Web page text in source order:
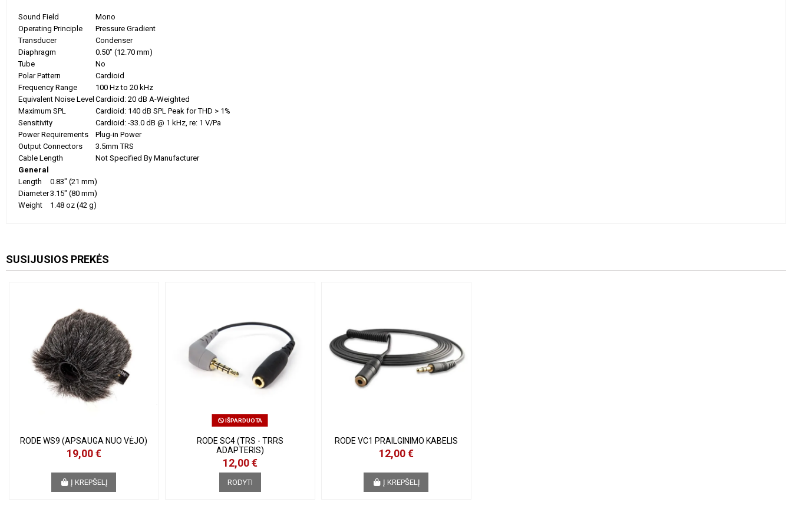
Sound Field
Mono
Operating Principle
Pressure Gradient
Transducer
Condenser
Diaphragm
0.50" (12.70 mm)
Tube
No
Polar Pattern
Cardioid
Frequency Range
100 Hz to 20 kHz
Equivalent Noise Level Cardioid: 20 dB A-Weighted
Maximum SPL
Cardioid: 140 dB SPL Peak for THD > 1%
Sensitivity
Cardioid: -33.0 dB @ 1 kHz, re: 1 V/Pa
Power Requirements
Plug-in Power
Output Connectors
3.5mm TRS
Cable Length
Not Specified By Manufacturer
General
Length
0.83" (21 mm)
Diameter3.15" (80 mm)
Weight
1.48 oz (42 g)
SUSIJUSIOS PREKĖS
RODE WS9 (APSAUGA NUO VĖJO)
19,00 €
Į KREPŠELĮ
IŠPARDUOTA
RODE SC4 (TRS - TRRS
ADAPTERIS)
12,00 €
RODYTI
RODE VC1 PRAILGINIMO KABELIS
12,00 €
Į KREPŠELĮ